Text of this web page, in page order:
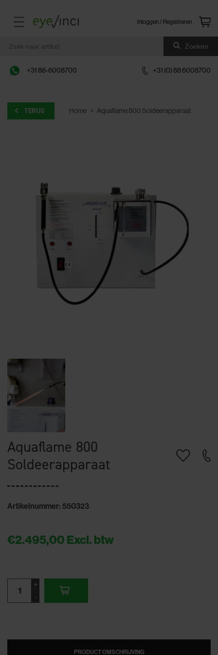
Inloggen / Registreren
Zoeken
+31 88-6008700 +31 (0) 88 6008700
TERUG Home > Aquaflame 800 Soldeerapparaat
Aquaflame 800
Soldeerapparaat
Artikelnummer: 550323
€2.495,00 Excl. btw
+
-
PRODUCT OMSCHRIJVING